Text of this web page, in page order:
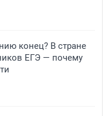
конец? В стране
ЕГЭ — почему